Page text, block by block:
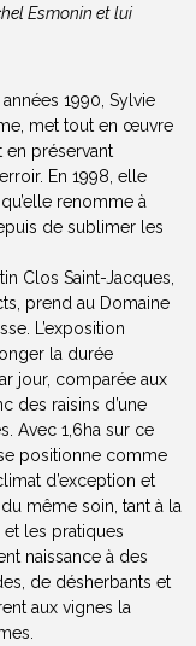
Esmonin et lui
1990, Sylvie
met tout en œuvre
en préservant
En 1998, elle
renomme à
de sublimer les
Clos Saint-Jacques,
prend au Domaine
L’exposition
la durée
jour, comparée aux
des raisins d’une
Avec 1,6ha sur ce
positionne comme
d’exception et
même soin, tant à la
et les pratiques
naissance à des
de désherbants et
aux vignes la